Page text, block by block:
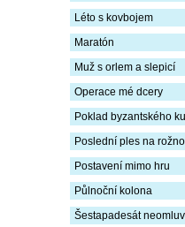
Léto s kovbojem
Maratón
Muž s orlem a slepicí
Operace mé dcery
Poklad byzantského
Poslední ples na
Postavení mimo hru
Půlnoční kolona
Šestapadesát